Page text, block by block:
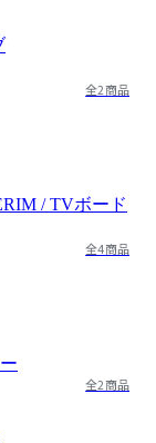
全2商品
全4商品
全2商品